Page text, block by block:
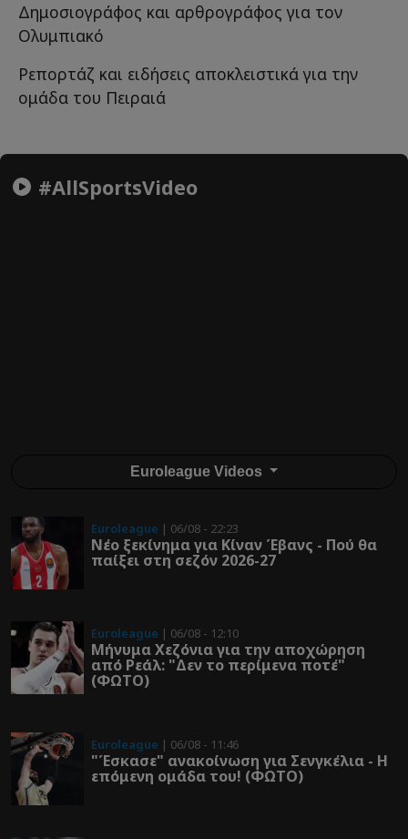
Δημοσιογράφος και αρθρογράφος για τον
Ολυμπιακό
Ρεπορτάζ και ειδήσεις αποκλειστικά για την
ομάδα του Πειραιά
#AllSportsVideo
Euroleague Videos
Euroleague | 06/08 - 22:23
Νέο ξεκίνημα για Κίναν Έβανς - Πού θα
παίξει στη σεζόν 2026-27
Euroleague | 06/08 - 12:10
Μήνυμα Χεζόνια για την αποχώρηση
από Ρεάλ: "Δεν το περίμενα ποτέ"
(ΦΩΤΟ)
Euroleague | 06/08 - 11:46
"Έσκασε" ανακοίνωση για Σενγκέλια - Η
επόμενη ομάδα του! (ΦΩΤΟ)